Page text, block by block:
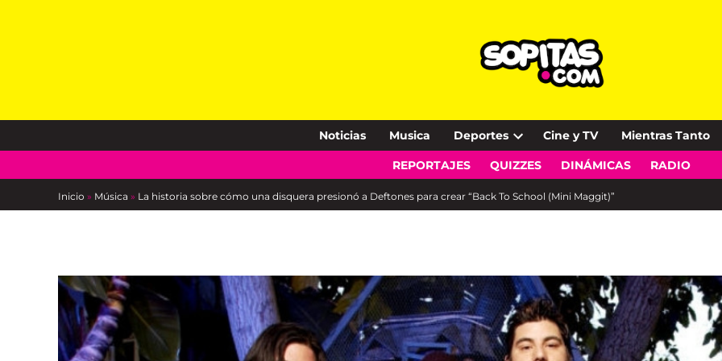
Noticias Musica Deportes
Open
dropdown
Cine y TV Mientras Tanto
REPORTAJES QUIZZES DINÁMICAS RADIO
Inicio » Música » La historia sobre cómo una disquera presionó a Deftones para crear “Back To School (Mini Maggit)”